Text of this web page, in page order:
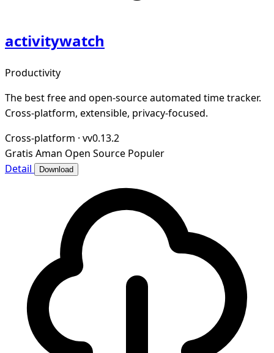
activitywatch
Productivity
The best free and open-source automated time tracker.
Cross-platform, extensible, privacy-focused.
Cross-platform · vv0.13.2
Gratis Aman Open Source Populer
Detail
Download